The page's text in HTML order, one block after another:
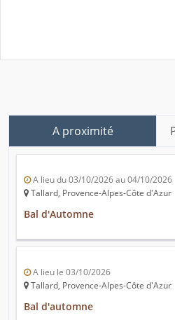
A proximité
A lieu du 03/10/2026 au 04/10/2026
Tallard, Provence-Alpes-Côte d'Azur
Bal d'Automne
A lieu le 03/10/2026
Tallard, Provence-Alpes-Côte d'Azur
Bal d'automne